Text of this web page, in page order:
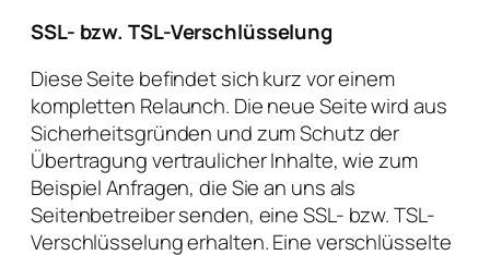
SSL- bzw. TSL-Verschlüsselung
Diese Seite befindet sich kurz vor einem
kompletten Relaunch. Die neue Seite wird aus
Sicherheitsgründen und zum Schutz der
Übertragung vertraulicher Inhalte, wie zum
Beispiel Anfragen, die Sie an uns als
Seitenbetreiber senden, eine SSL- bzw. TSL-
Verschlüsselung erhalten. Eine verschlüsselte